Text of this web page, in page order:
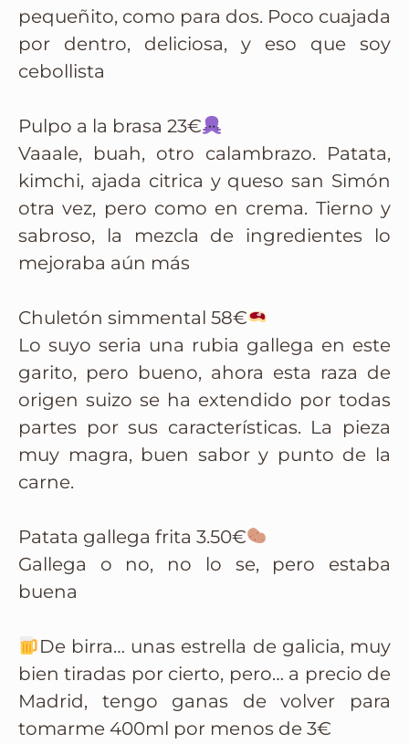
pequeñito, como para dos. Poco cuajada
por dentro, deliciosa, y eso que soy
cebollista
Pulpo a la brasa 23€
Vaaale, buah, otro calambrazo. Patata,
kimchi, ajada citrica y queso san Simón
otra vez, pero como en crema. Tierno y
sabroso, la mezcla de ingredientes lo
mejoraba aún más
Chuletón simmental 58€
Lo suyo seria una rubia gallega en este
garito, pero bueno, ahora esta raza de
origen suizo se ha extendido por todas
partes por sus características. La pieza
muy magra, buen sabor y punto de la
carne.
Patata gallega frita 3.50€
Gallega o no, no lo se, pero estaba
buena
De birra… unas estrella de galicia, muy
bien tiradas por cierto, pero… a precio de
Madrid, tengo ganas de volver para
tomarme 400ml por menos de 3€